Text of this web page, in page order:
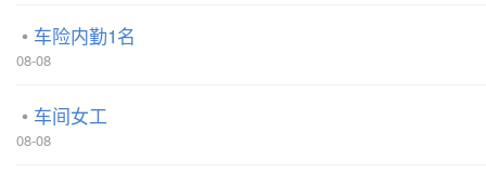
车险内勤1名
08-08
车间女工
08-08